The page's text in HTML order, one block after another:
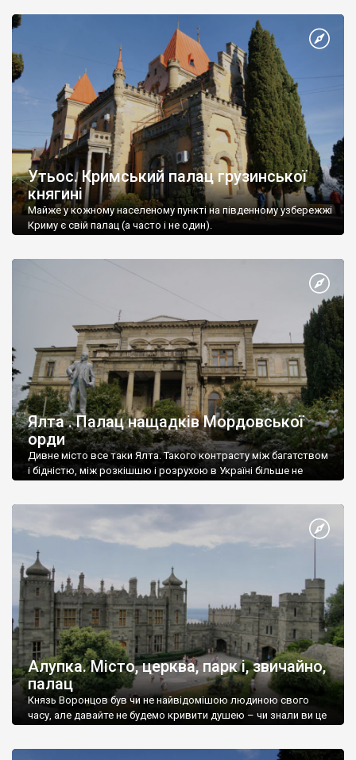
Утьос. Кримський палац грузинської
княгині
Майже у кожному населеному пункті на південному узбережжі
Криму є свій палац (а часто і не один).
Ялта . Палац нащадків Мордовської
орди
Дивне місто все таки Ялта. Такого контрасту між багатством
і бідністю, між розкішшю і розрухою в Україні більше не
Алупка. Місто, церква, парк і, звичайно,
палац
Князь Воронцов був чи не найвідомішою людиною свого
часу, але давайте не будемо кривити душею – чи знали ви це